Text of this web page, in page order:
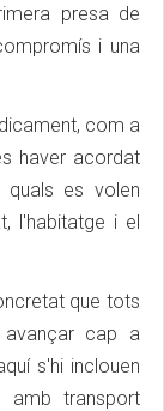
presa de
i una
com a
haver acordat
es volen
l'habitatge i el
que tots
cap a
s'hi inclouen
amb transport